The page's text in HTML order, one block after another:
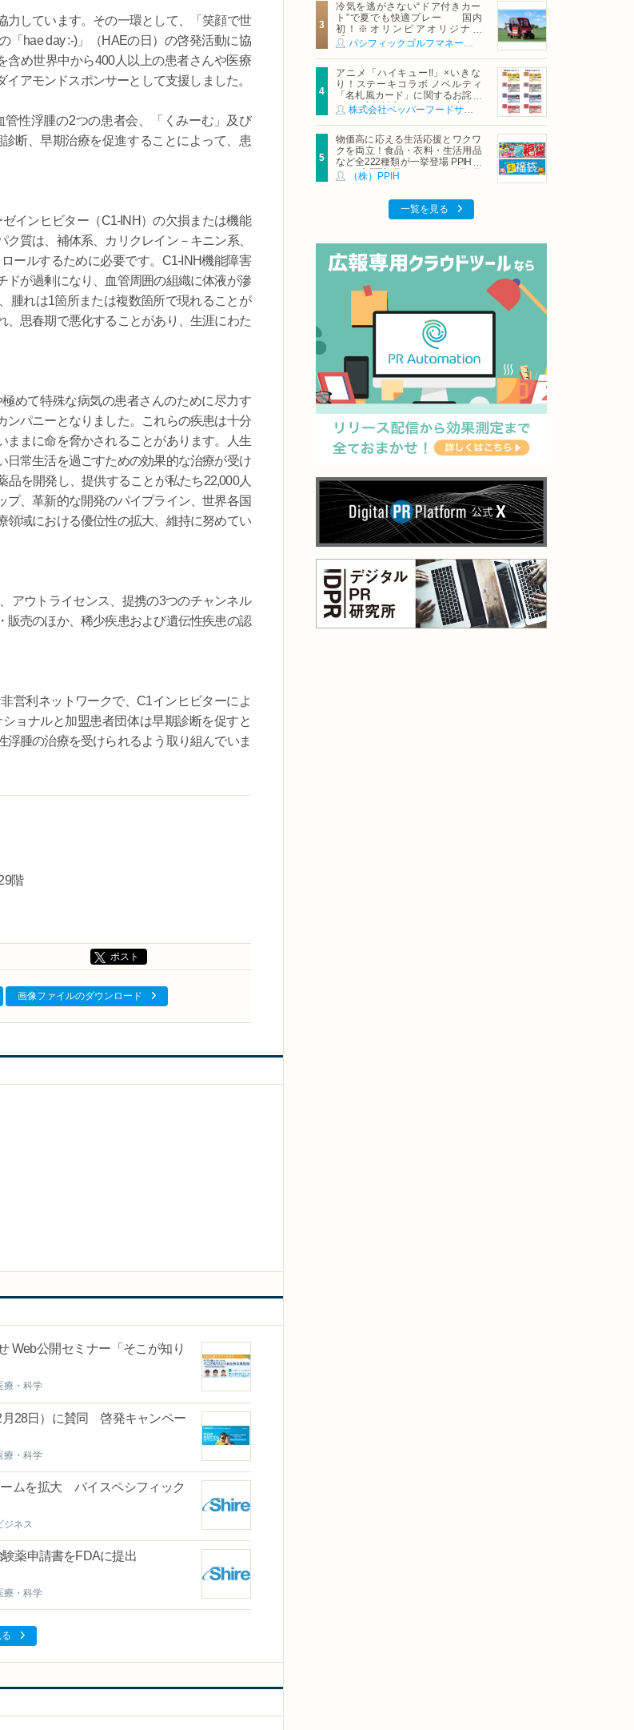
力しています。その一環として、「笑顔で世
「hae day :-)」（HAEの日）の啓発活動に協
め世界中から400人以上の患者さんや医療
アモンドスポンサーとして支援しました。
性浮腫の2つの患者会、「くみーむ」及び
断、早期治療を促進することによって、患
インヒビター（C1-INH）の欠損または機能
質は、補体系、カリクレイン－キニン系、
ールするために必要です。C1-INH機能障害
ドが過剰になり、血管周囲の組織に体液が滲
腫れは1箇所または複数箇所で現れることが
思春期で悪化することがあり、生涯にわた
めて特殊な病気の患者さんのために尽力す
ンパニーとなりました。これらの疾患は十分
ままに命を脅かされることがあります。人生
日常生活を過ごすための効果的な治療が受け
を開発し、提供することが私たち22,000人
、革新的な開発のパイプライン、世界各国
域における優位性の拡大、維持に努めてい
アウトライセンス、提携の3つのチャンネル
販売のほか、稀少疾患および遺伝性疾患の認
営利ネットワークで、C1インヒビターによ
ョナルと加盟患者団体は早期診断を促すと
腫の治療を受けられるよう取り組んでいま
階
ポスト
画像ファイルのダウンロード
Web公開セミナー「そこが知り
療・科学
月28日）に賛同 啓発キャンペー
療・科学
ムを拡大 バイスペシフィック
ジネス
薬申請書をFDAに提出
療・科学
冷気を逃がさない“ドア付きカー
ト”で夏でも快適プレー 国内
初！※オリンピアオリジナル
「AirCon Cart（エアコンカー
ト）」導入 | ＰＧＭ
アニメ「ハイキュー!!」×いきな
り！ステーキコラボ ノベルティ
「名札風カード」に関するお詫び
および交換対応についてのご案内
物価高に応える生活応援とワクワ
クを両立！食品・衣料・生活用品
など全222種類が一挙登場 PPIHグ
ループ「夏福袋」＆セール 8月6日
(木)より順次スタート
（株）PPIH
一覧を見る